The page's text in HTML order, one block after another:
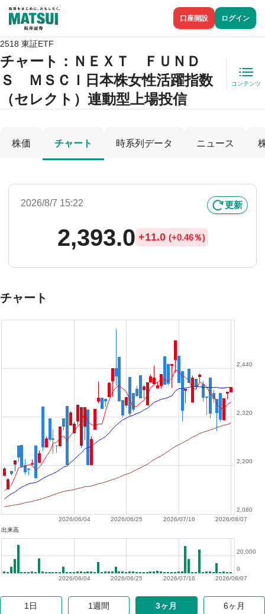
口座開設 ログイン
2518 東証ETF
チャート： ＮＥＸＴ ＦＵＮＤ
Ｓ ＭＳＣＩ日本株女性活躍指数
（セレクト）連動型上場投信
コンテンツ
株価 チャート 時系列データ ニュース
2026/8/7 15:22 更新
2,393.0 +11.0 (+0.46％)
チャート
2026/08/07
2026/07/16
2026/06/25
2026/06/04
2,080
2,200
2,320
2,440
出来高
2026/08/07
2026/07/16
2026/06/25
2026/06/04
0
20,000
1日 1週間 3ヶ月 6ヶ月